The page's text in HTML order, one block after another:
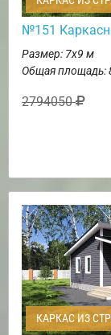
№151
Размер: 7х9 м
Общая площадь:
2794050
КАРКАС ИЗ